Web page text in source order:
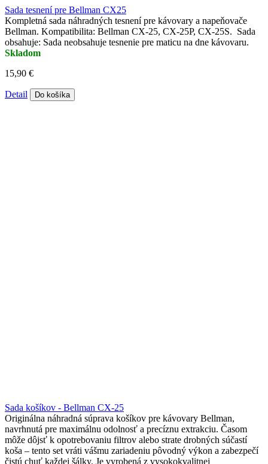
Sada tesnení pre Bellman CX25
Kompletná sada náhradných tesnení pre kávovary a napeňovače
Bellman. Kompatibilita: Bellman CX-25, CX-25P, CX-25S. Sada
obsahuje: Sada neobsahuje tesnenie pre maticu na dne kávovaru.
Skladom
15,90 €
Detail Do košíka
Sada košíkov - Bellman CX-25
Originálna náhradná súprava košíkov pre kávovary Bellman,
navrhnutá pre maximálnu odolnosť a precíznu extrakciu. Časom
môže dôjsť k opotrebovaniu filtrov alebo strate drobných súčastí
koša – tento set vráti vášmu zariadeniu pôvodný výkon a zabezpečí
čistú chuť každej šálky. Je vyrobená z vysokokvalitnej